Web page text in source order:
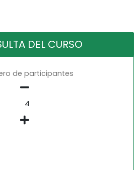
DEL CURSO
de participantes